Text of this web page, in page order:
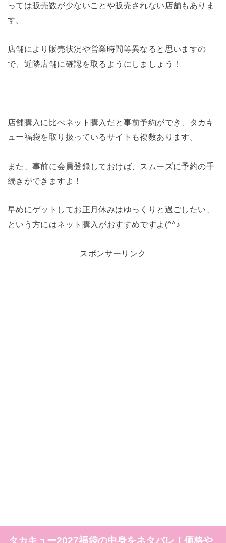
っては販売数が少ないことや販売されない店舗もありま
す。
店舗により販売状況や営業時間等異なると思いますの
で、近隣店舗に確認を取るようにしましょう！
店舗購入に比べネット購入だと事前予約ができ、タカキ
ュー福袋を取り扱っているサイトも複数あります。
また、事前に会員登録しておけば、スムーズに予約の手
続きができますよ！
早めにゲットしてお正月休みはゆっくりと過ごしたい、
という方にはネット購入がおすすめですよ(^^♪
スポンサーリンク
タカキュー2027福袋の中身をネタバレ！価格や